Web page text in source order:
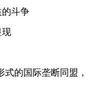
斗争
现
的国际垄断同盟，